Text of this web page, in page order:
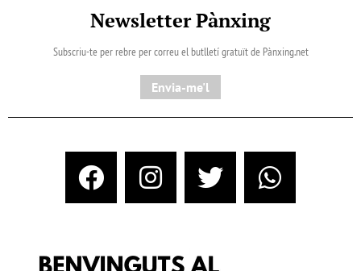
Newsletter Pànxing
Subscriu-te per rebre per correu el butlletí gratuït de Pànxing.net​
Envia-me'l